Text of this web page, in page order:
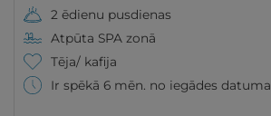
2 ēdienu pusdienas
Atpūta SPA zonā
Tēja/ kafija
Ir spēkā 6 mēn. no iegādes datuma